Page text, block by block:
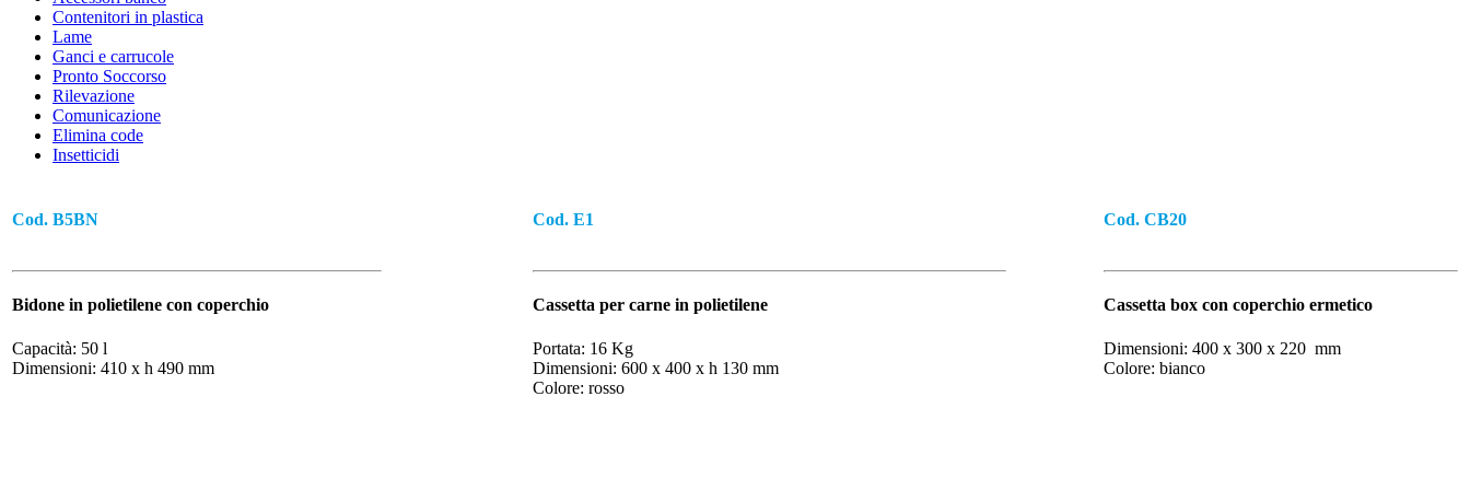
Contenitori in plastica
Lame
Ganci e carrucole
Pronto Soccorso
Rilevazione
Comunicazione
Elimina code
Insetticidi
Cod. B5BN
Bidone in polietilene con coperchio
Capacità: 50 l
Dimensioni: 410 x h 490 mm
Cod. E1
Cassetta per carne in polietilene
Portata: 16 Kg
Dimensioni: 600 x 400 x h 130 mm
Colore: rosso
Cod. CB20
Cassetta box con coperchio ermetico
Dimensioni: 400 x 300 x 220 mm
Colore: bianco